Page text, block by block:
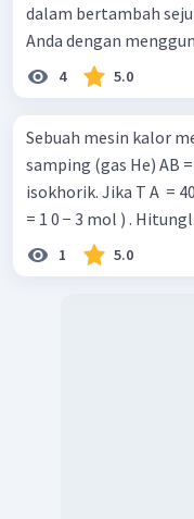
dalam bertambah
Anda dengan
4 5.0
Sebuah mesin kalor
samping (gas He) AB
isokhorik. Jika T A ​ =
= 1 0 − 3 mol ) .
1 5.0